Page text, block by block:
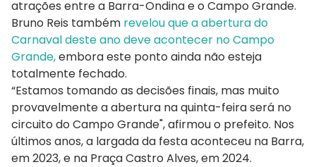
atrações entre a Barra-Ondina e o Campo Grande.
Bruno Reis também revelou que a abertura do
Carnaval deste ano deve acontecer no Campo
Grande,embora este ponto ainda não esteja
totalmente fechado.
“Estamos tomando as decisões finais, mas muito
provavelmente a abertura na quinta-feira será no
circuito do Campo Grande", afirmou o prefeito. Nos
últimos anos, a largada da festa aconteceu na Barra,
em 2023, e na Praça Castro Alves, em 2024.